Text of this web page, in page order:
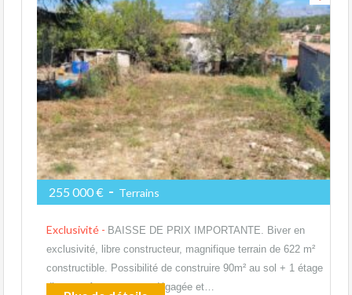
255 000 € - Terrains
Exclusivité - BAISSE DE PRIX IMPORTANTE. Biver en
exclusivité, libre constructeur, magnifique terrain de 622 m²
constructible. Possibilité de construire 90m² au sol + 1 étage
d’autant. Avec une vue dégagée et…